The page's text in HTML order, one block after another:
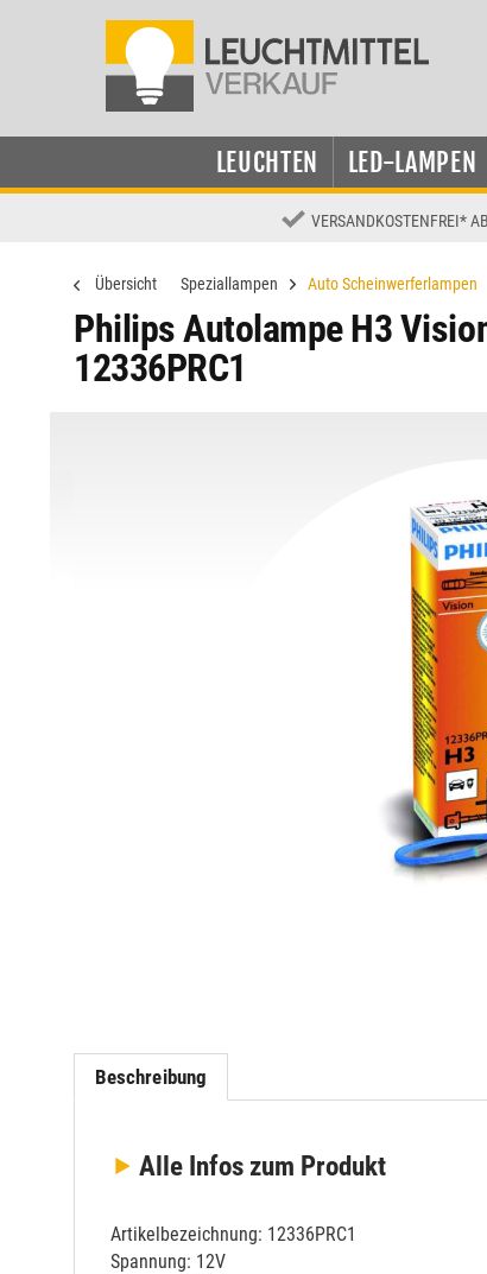
LEUCHTEN LED-LAMPEN
VERSANDKOSTENFREI*
Übersicht Speziallampen Auto Scheinwerferlampen
Philips Autolampe H3
12336PRC1
Beschreibung
Alle Infos zum Produkt
Artikelbezeichnung: 12336PRC1
Spannung: 12V